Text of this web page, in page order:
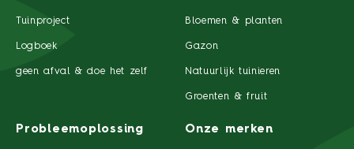
Tuinproject
Logboek
geen afval & doe het zelf
Bloemen & planten
Gazon
Natuurlijk tuinieren
Groenten & fruit
Probleemoplossing Onze merken